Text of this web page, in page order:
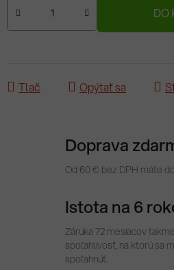
DO
Tlač Opýtať sa
Doprava
Od 60 € bez DPH máte
Istota na 6
Záruka 72 mesiacov
spoľahlivosť, na ktorú sa
spoľahnúť.